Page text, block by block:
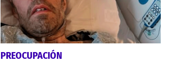
PREOCUPACIÓN